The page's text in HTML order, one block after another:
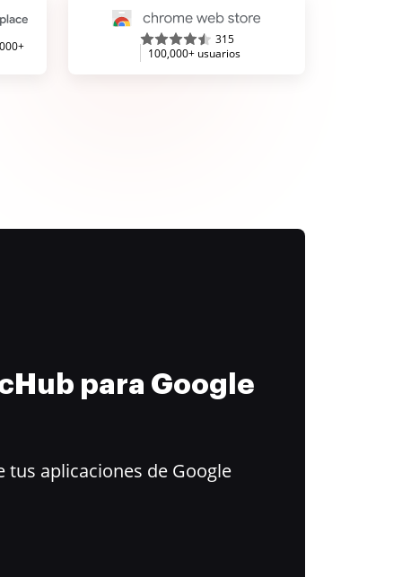
315
100,000+ usuarios
para Google
aplicaciones de Google